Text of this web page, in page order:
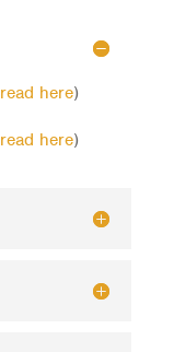
read here)
read here)